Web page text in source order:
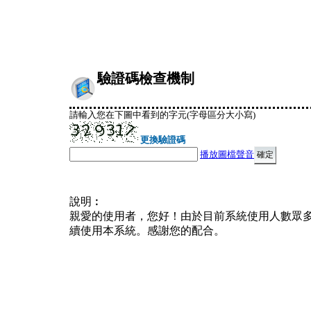
驗證碼檢查機制
請輸入您在下圖中看到的字元(字母區分大小寫)
更換驗證碼
播放圖檔聲音
說明︰
親愛的使用者，您好！由於目前系統使用人數眾
續使用本系統。感謝您的配合。